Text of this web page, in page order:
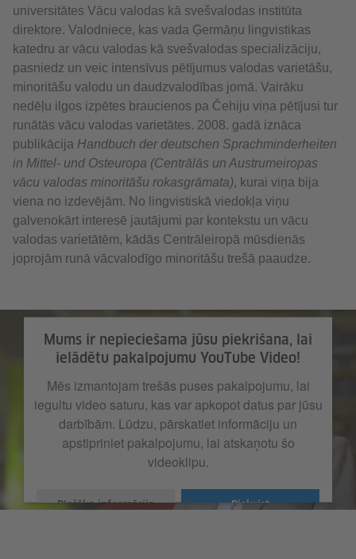
universitātes Vācu valodas kā svešvalodas institūta
direktore. Valodniece, kas vada Ģermāņu lingvistikas
katedru ar vācu valodas kā svešvalodas specializāciju,
pasniedz un veic intensīvus pētījumus valodas varietāšu,
minoritāšu valodu un daudzvalodības jomā. Vairāku
nedēļu ilgos izpētes braucienos pa Čehiju viņa pētījusi tur
runātās vācu valodas varietātes. 2008. gadā iznāca
publikācija Handbuch der deutschen Sprachminderheiten
in Mittel- und Osteuropa (Centrālās un Austrumeiropas
vācu valodas minoritāšu rokasgrāmata), kurai viņa bija
viena no izdevējām. No lingvistiskā viedokļa viņu
galvenokārt interesē jautājumi par kontekstu un vācu
valodas varietātēm, kādās Centrāleiropā mūsdienās
joprojām runā vācvalodīgo minoritāšu trešā paaudze.
Mums ir nepieciešama jūsu piekrišana, lai
ielādētu pakalpojumu YouTube Video!
Mēs izmantojam trešās puses pakalpojumu, lai
iegultu video saturu, kas var apkopot datus par jūsu
darbībām. Lūdzu, pārskatiet informāciju un
apstipriniet pakalpojumu, lai atskaņotu šo
videoklipu.
Plašāka informācija Piekrist